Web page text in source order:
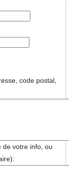
code postal,
de votre info, ou